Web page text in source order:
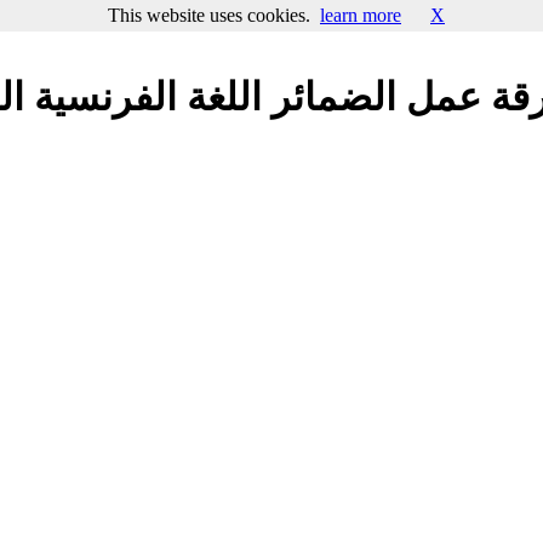
عمل الضمائر اللغة الفرنسية
This website uses cookies. learn more X